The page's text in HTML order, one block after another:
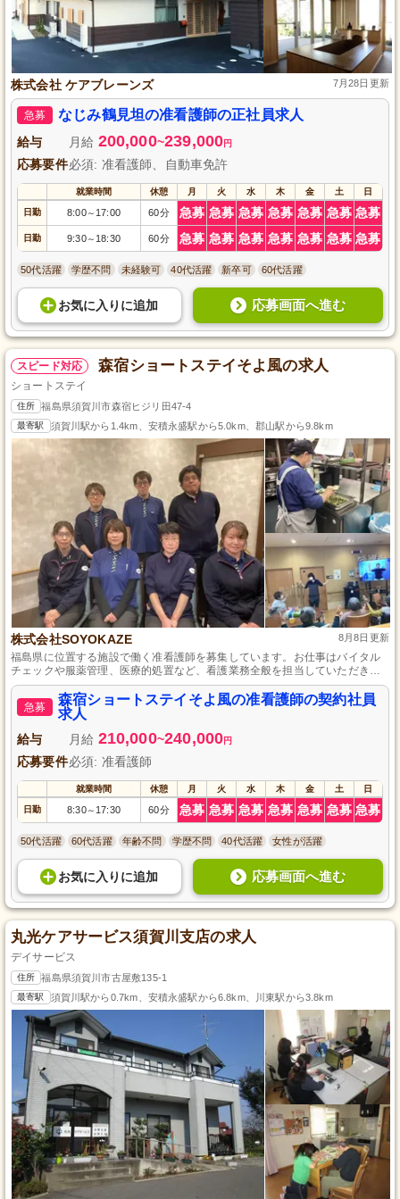
株式会社 ケアブレーンズ 7月28日更新
急募 なじみ鶴見坦の准看護師の正社員求人
給与 月給 200,000~239,000円
応募要件必須: 准看護師、自動車免許
就業時間 休憩 月 火 水 木 金 土 日
日勤 8:00～ 17:00 60分 急募 急募 急募 急募 急募 急募 急募
日勤 9:30～ 18:30 60分 急募 急募 急募 急募 急募 急募 急募
50代活躍 学歴不問 未経験可 40代活躍 新卒可 60代活躍
お気に入り に追加 応募画面へ進む
スピード対応 森宿ショートステイそよ風の求人
ショートステイ
住所 福島県須賀川市森宿ヒジリ田47-4
最寄駅 須賀川駅から1.4km、安積永盛駅から5.0km、郡山駅から9.8km
株式会社SOYOKAZE 8月8日更新
福島県に位置する施設で働く准看護師を募集しています。お仕事はバイタル
チェックや服薬管理、医療的処置など、看護業務全般を担当していただきま
す。資格をお持ちであれば、未経験の方も大歓迎です。また、子育て中の方
にも安心して働いていただけるよう、育児休暇や産前・産後休暇の取得が可
能です。家族が短期間不在の際に代わって介護を行い、地域社会への貢献も
感じられるやりがいのある職場です。
急募
森宿ショートステイそよ風の准看護師の契約社員
求人
給与 月給 210,000~240,000円
応募要件必須: 准看護師
就業時間 休憩 月 火 水 木 金 土 日
日勤 8:30～ 17:30 60分 急募 急募 急募 急募 急募 急募 急募
50代活躍 60代活躍 年齢不問 学歴不問 40代活躍 女性が活躍
お気に入り に追加 応募画面へ進む
丸光ケアサービス須賀川支店の求人
デイサービス
住所 福島県須賀川市古屋敷135-1
最寄駅 須賀川駅から0.7km、安積永盛駅から6.8km、川東駅から3.8km